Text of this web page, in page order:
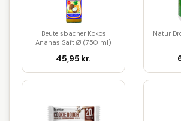
Beutelsbacher Kokos
Ananas Saft Ø (750 ml)
45,95 kr.
Natur